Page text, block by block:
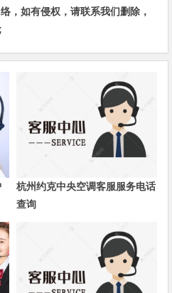
，如有侵权，请联系我们删除，
杭州约克中央空调客服服务电话
查询